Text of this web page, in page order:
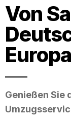
Von
Europa
Genießen Sie